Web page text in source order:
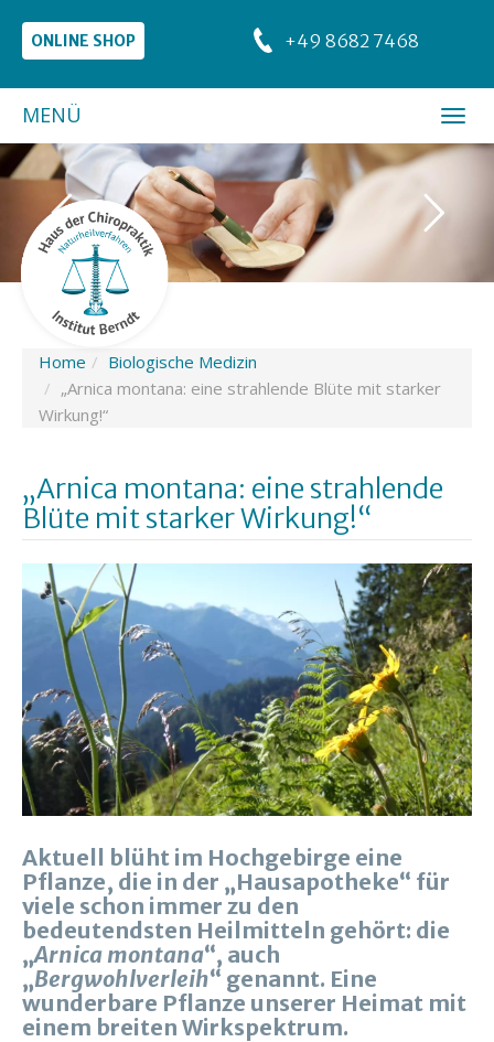
ONLINE SHOP +49 8682 7468
MENÜ
Home
Biologische Medizin
„Arnica montana: eine strahlende Blüte mit starker
Wirkung!“
„Arnica montana: eine strahlende
Blüte mit starker Wirkung!“
Aktuell blüht im Hochgebirge eine
Pflanze, die in der „Hausapotheke“ für
viele schon immer zu den
bedeutendsten Heilmitteln gehört: die
„Arnica montana“, auch
„Bergwohlverleih“ genannt. Eine
wunderbare Pflanze unserer Heimat mit
einem breiten Wirkspektrum.